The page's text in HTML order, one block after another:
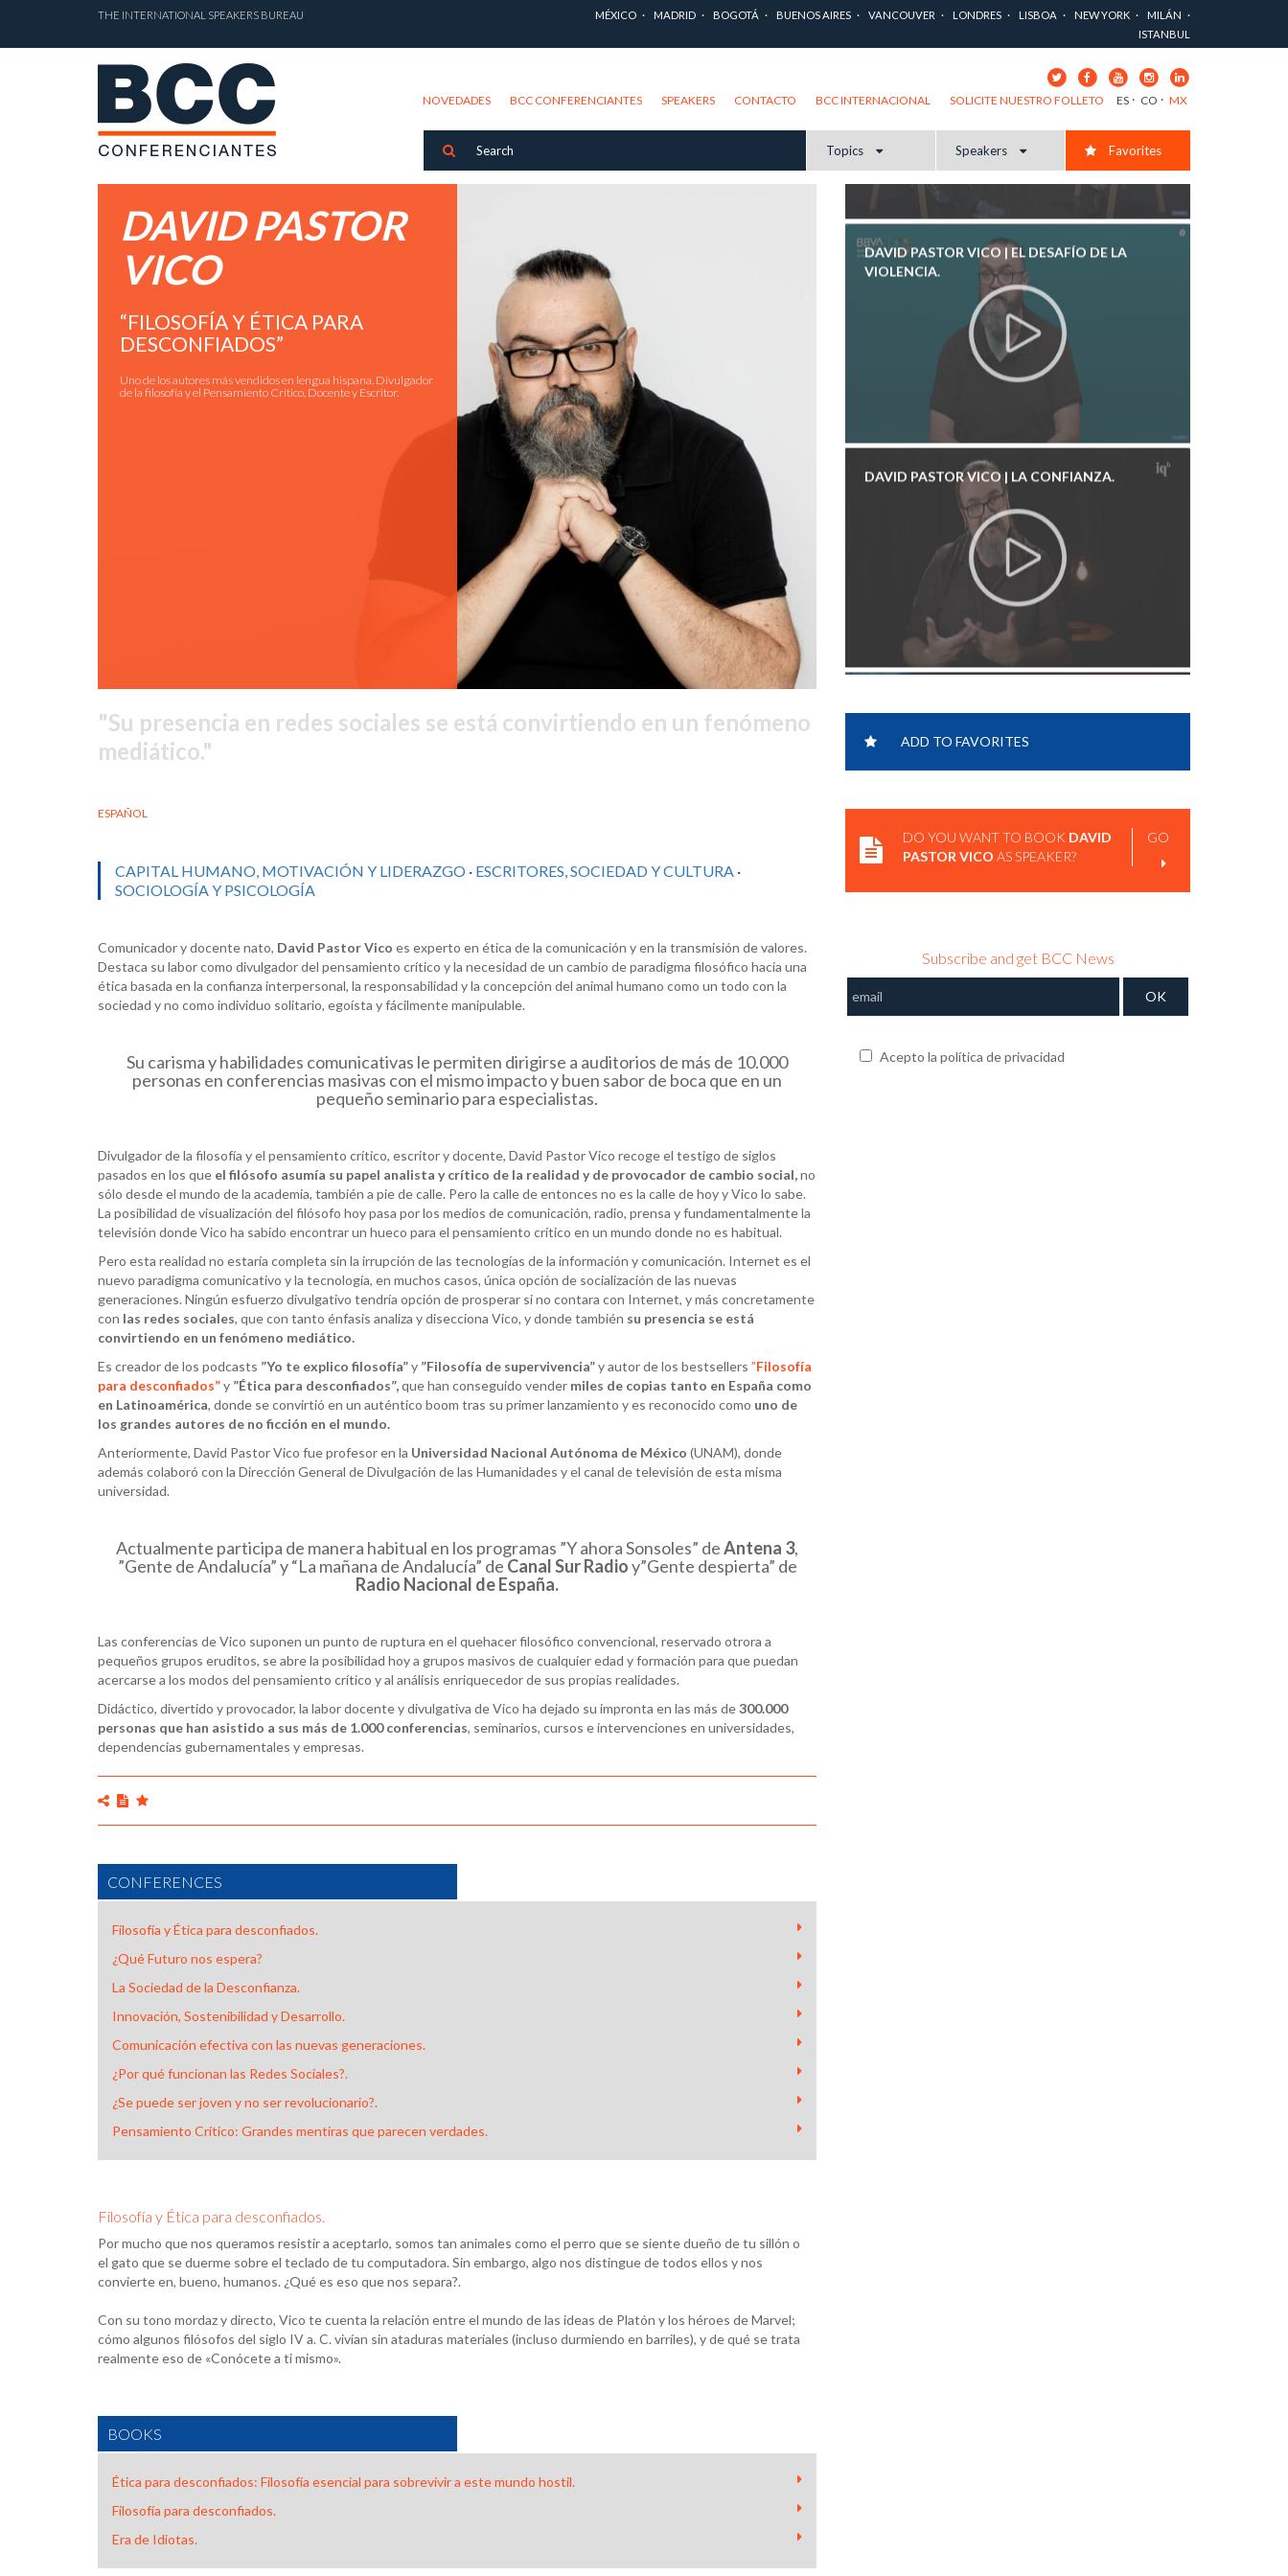
THE INTERNATIONAL SPEAKERS BUREAU MÉXICO MADRID BOGOTÁ BUENOS AIRES VANCOUVER LONDRES LISBOA NEW YORK
MILÁN
ISTANBUL
NOVEDADES BCC CONFERENCIANTES SPEAKERS CONTACTO BCC INTERNACIONAL SOLICITE NUESTRO FOLLETO ES CO MX
Topics Speakers Favorites
DAVID PASTOR
VICO
“FILOSOFÍA Y ÉTICA PARA
DESCONFIADOS”
Uno de los autores más vendidos en lengua hispana. Divulgador
de la filosofía y el Pensamiento Crítico, Docente y Escritor.
Su presencia en redes sociales se está convirtiendo en un fenómeno
mediático.
ESPAÑOL
CAPITAL HUMANO, MOTIVACIÓN Y LIDERAZGO · ESCRITORES, SOCIEDAD Y CULTURA ·
SOCIOLOGÍA Y PSICOLOGÍA
Comunicador y docente nato, David Pastor Vico es experto en ética de la comunicación y en la transmisión de valores.
Destaca su labor como divulgador del pensamiento crítico y la necesidad de un cambio de paradigma filosófico hacia una
ética basada en la confianza interpersonal, la responsabilidad y la concepción del animal humano como un todo con la
sociedad y no como individuo solitario, egoísta y fácilmente manipulable.
Su carisma y habilidades comunicativas le permiten dirigirse a auditorios de más de 10.000
personas en conferencias masivas con el mismo impacto y buen sabor de boca que en un
pequeño seminario para especialistas.
Divulgador de la filosofía y el pensamiento crítico, escritor y docente, David Pastor Vico recoge el testigo de siglos
pasados en los que el filósofo asumía su papel analista y crítico de la realidad y de provocador de cambio social,no
sólo desde el mundo de la academia, también a pie de calle. Pero la calle de entonces no es la calle de hoy y Vico lo sabe.
La posibilidad de visualización del filósofo hoy pasa por los medios de comunicación, radio, prensa y fundamentalmente la
televisión donde Vico ha sabido encontrar un hueco para el pensamiento crítico en un mundo donde no es habitual.
Pero esta realidad no estaría completa sin la irrupción de las tecnologías de la información y comunicación. Internet es el
nuevo paradigma comunicativo y la tecnología, en muchos casos, única opción de socialización de las nuevas
generaciones. Ningún esfuerzo divulgativo tendría opción de prosperar si no contara con Internet, y más concretamente
con las redes sociales, que con tanto énfasis analiza y disecciona Vico, y donde también su presencia se está
convirtiendo en un fenómeno mediático.
Es creador de los podcasts ”Yo te explico filosofía”y ”Filosofía de supervivencia”y autor de los bestsellers ”Filosofía
para desconfiados”y ”Ética para desconfiados”,que han conseguido vender miles de copias tanto en España como
en Latinoamérica, donde se convirtió en un auténtico boom tras su primer lanzamiento y es reconocido como uno de
los grandes autores de no ficción en el mundo.
Anteriormente, David Pastor Vico fue profesor en la Universidad Nacional Autónoma de México (UNAM), donde
además colaboró con la Dirección General de Divulgación de las Humanidades y el canal de televisión de esta misma
universidad.
Actualmente participa de manera habitual en los programas ”Y ahora Sonsoles” deAntena 3,
”Gente de Andalucía” y “La mañana de Andalucía” de Canal Sur Radioy”Gente despierta” de
Radio Nacional de España.
Las conferencias de Vico suponen un punto de ruptura en el quehacer filosófico convencional, reservado otrora a
pequeños grupos eruditos, se abre la posibilidad hoy a grupos masivos de cualquier edad y formación para que puedan
acercarse a los modos del pensamiento crítico y al análisis enriquecedor de sus propias realidades.
Didáctico, divertido y provocador, la labor docente y divulgativa de Vico ha dejado su impronta en las más de300.000
personas que han asistido a sus más de 1.000 conferencias, seminarios, cursos e intervenciones en universidades,
dependencias gubernamentales y empresas.
CONFERENCES
Filosofía y Ética para desconfiados.
¿Qué Futuro nos espera?
La Sociedad de la Desconfianza.
Innovación, Sostenibilidad y Desarrollo.
Comunicación efectiva con las nuevas generaciones.
¿Por qué funcionan las Redes Sociales?.
¿Se puede ser joven y no ser revolucionario?.
Pensamiento Crítico: Grandes mentiras que parecen verdades.
Filosofía y Ética para desconfiados.
Por mucho que nos queramos resistir a aceptarlo, somos tan animales como el perro que se siente dueño de tu sillón o
el gato que se duerme sobre el teclado de tu computadora. Sin embargo, algo nos distingue de todos ellos y nos
convierte en, bueno, humanos. ¿Qué es eso que nos separa?.
Con su tono mordaz y directo, Vico te cuenta la relación entre el mundo de las ideas de Platón y los héroes de Marvel;
cómo algunos filósofos del siglo IV a. C. vivían sin ataduras materiales (incluso durmiendo en barriles), y de qué se trata
realmente eso de «Conócete a ti mismo».
BOOKS
Ética para desconfiados: Filosofía esencial para sobrevivir a este mundo hostil.
Filosofía para desconfiados.
Era de Idiotas.
DAVID PASTOR VICO | LA CONFIANZA.
DAVID PASTOR VICO | ÉTICA PARA
DESCONFIADOS.
ADD TO FAVORITES
DO YOU WANT TO BOOK DAVID
PASTOR VICO AS SPEAKER?
GO
Subscribe and get BCC News
Acepto la política de privacidad